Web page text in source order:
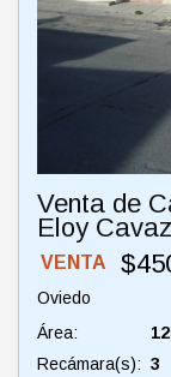
Venta de
Eloy
VENTA
Oviedo
Área:
Recámara(s): 3